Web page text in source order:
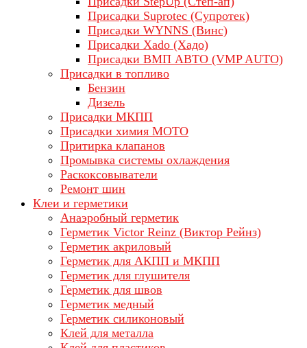
Присадки Suprotec (Супротек)
Присадки WYNNS (Винс)
Присадки Xado (Хадо)
Присадки ВМП АВТО (VMP AUTO)
Присадки в топливо
Бензин
Дизель
Присадки МКПП
Присадки химия МОТО
Притирка клапанов
Промывка системы охлаждения
Раскоксовыватели
Ремонт шин
Клеи и герметики
Анаэробный герметик
Герметик Victor Reinz (Виктор Рейнз)
Герметик акриловый
Герметик для АКПП и МКПП
Герметик для глушителя
Герметик для швов
Герметик медный
Герметик силиконовый
Клей для металла